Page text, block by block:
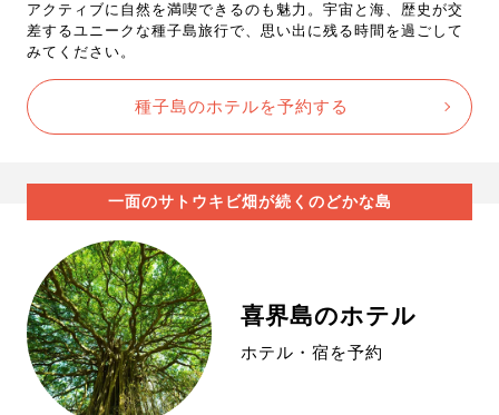
アクティブに自然を満喫できるのも魅力。宇宙と海、歴史が交
差するユニークな種子島旅行で、思い出に残る時間を過ごして
みてください。
種子島のホテルを予約する
一面のサトウキビ畑が続くのどかな島
喜界島のホテル
ホテル・宿を予約